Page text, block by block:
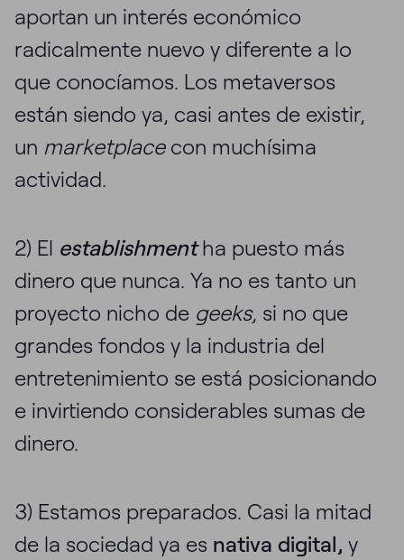
aportan un interés económico
radicalmente nuevo y diferente a lo
que conocíamos. Los metaversos
están siendo ya, casi antes de existir,
un marketplacecon muchísima
actividad.
2) El establishment ha puesto más
dinero que nunca. Ya no es tanto un
proyecto nicho de geeks, si no que
grandes fondos y la industria del
entretenimiento se está posicionando
e invirtiendo considerables sumas de
dinero.
3) Estamos preparados. Casi la mitad
de la sociedad ya es nativa digital, y